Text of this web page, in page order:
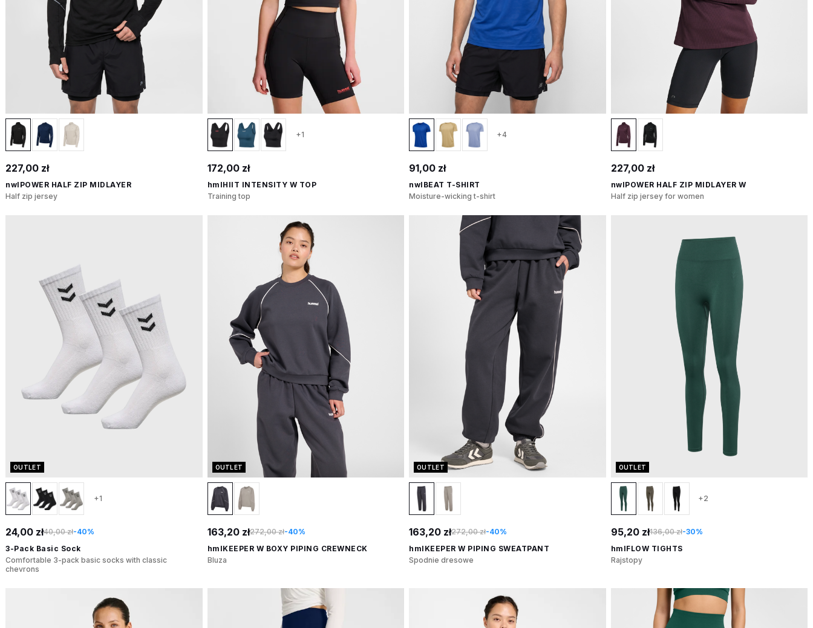
227,00 zł
nwlPOWER HALF ZIP MIDLAYER
Half zip jersey
+1
172,00 zł
hmlHIIT INTENSITY W TOP
Training top
+4
91,00 zł
nwlBEAT T-SHIRT
Moisture-wicking t-shirt
227,00 zł
nwlPOWER HALF ZIP MIDLAYER W
Half zip jersey for women
OUTLET
+1
24,00 zł40,00 zł-40%
3-Pack Basic Sock
Comfortable 3-pack basic socks with classic
chevrons
OUTLET
163,20 zł272,00 zł-40%
hmlKEEPER W BOXY PIPING CREWNECK
Bluza
OUTLET
163,20 zł272,00 zł-40%
hmlKEEPER W PIPING SWEATPANT
Spodnie dresowe
OUTLET
+2
95,20 zł136,00 zł-30%
hmlFLOW TIGHTS
Rajstopy